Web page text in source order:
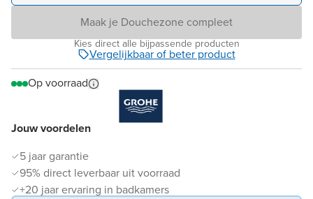
Jouw voordelen
5 jaar garantie
95% direct leverbaar uit voorraad
+20 jaar ervaring in badkamers
Maak je Douchezone compleet
Kies direct alle bijpassende producten
Vergelijkbaar of beter product
Op voorraad